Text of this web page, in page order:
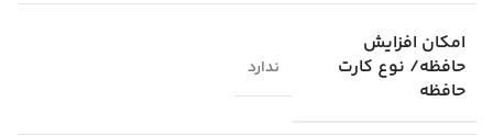
امکان افزایش
حافظه/ نوع کارت
حافظه
ندارد